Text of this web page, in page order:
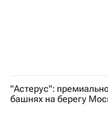
"Астерус":
башнях на берегу